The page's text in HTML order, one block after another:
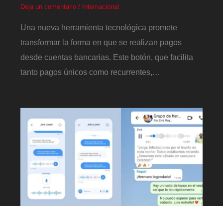
Deja un comentario / Internacional
Una nueva herramienta tecnológica promete
transformar la forma en que se realizan pagos
desde cuentas bancarias. Este botón, que facilita
tanto pagos únicos como recurrentes,…